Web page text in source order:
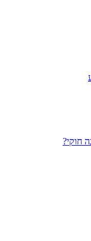
חוקי?